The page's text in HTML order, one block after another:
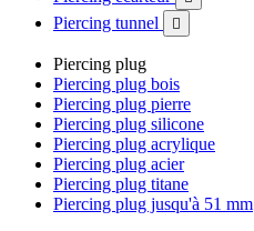
Piercing tunnel 
Piercing plug
Piercing plug bois
Piercing plug pierre
Piercing plug silicone
Piercing plug acrylique
Piercing plug acier
Piercing plug titane
Piercing plug jusqu'à 51 mm